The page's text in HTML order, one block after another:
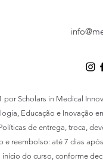
por Scholars in Medical
Educação e Inovação
Políticas de entrega, troca,
e reembolso: até 7 dias
do curso, conforme